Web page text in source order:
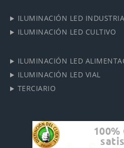
ILUMINACIÓN LED
ILUMINACIÓN LED CULTIVO
ILUMINACIÓN LED
ILUMINACIÓN LED VIAL
TERCIARIO